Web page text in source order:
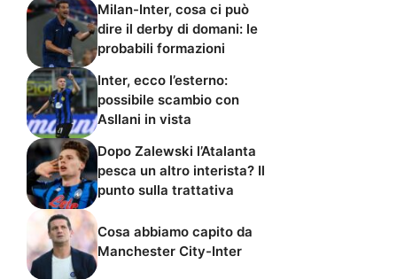
Milan-Inter, cosa ci può
dire il derby di domani: le
probabili formazioni
Inter, ecco l’esterno:
possibile scambio con
Asllani in vista
Dopo Zalewski l’Atalanta
pesca un altro interista? Il
punto sulla trattativa
Cosa abbiamo capito da
Manchester City-Inter